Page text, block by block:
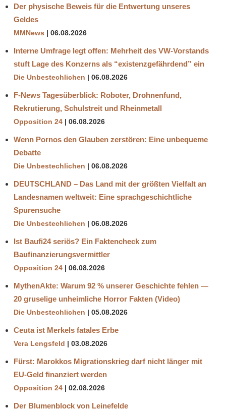
Der physische Beweis für die Entwertung unseres
Geldes
MMNews 06.08.2026
Interne Umfrage legt offen: Mehrheit des VW-Vorstands
stuft Lage des Konzerns als “existenzgefährdend” ein
Die Unbestechlichen 06.08.2026
F-News Tagesüberblick: Roboter, Drohnenfund,
Rekrutierung, Schulstreit und Rheinmetall
Opposition 24 06.08.2026
Wenn Pornos den Glauben zerstören: Eine unbequeme
Debatte
Die Unbestechlichen 06.08.2026
DEUTSCHLAND – Das Land mit der größten Vielfalt an
Landesnamen weltweit: Eine sprachgeschichtliche
Spurensuche
Die Unbestechlichen 06.08.2026
Ist Baufi24 seriös? Ein Faktencheck zum
Baufinanzierungsvermittler
Opposition 24 06.08.2026
MythenAkte: Warum 92 % unserer Geschichte fehlen —
20 gruselige unheimliche Horror Fakten (Video)
Die Unbestechlichen 05.08.2026
Ceuta ist Merkels fatales Erbe
Vera Lengsfeld 03.08.2026
Fürst: Marokkos Migrationskrieg darf nicht länger mit
EU-Geld finanziert werden
Opposition 24 02.08.2026
Der Blumenblock von Leinefelde